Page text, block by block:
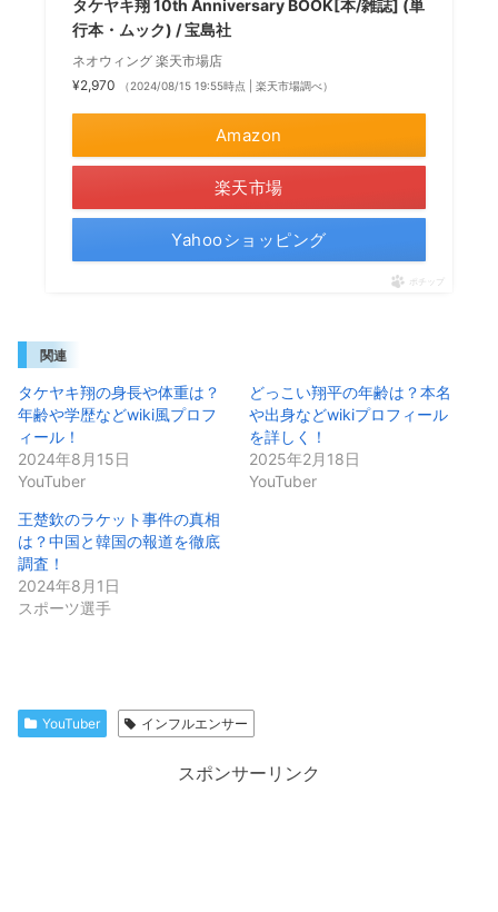
タケヤキ翔 10th Anniversary BOOK[本/雑誌] (単
行本・ムック) / 宝島社
ネオウィング 楽天市場店
¥2,970
（2024/08/15 19:55時点 | 楽天市場調べ）
Amazon
楽天市場
Yahooショッピング
ポチップ
関連
タケヤキ翔の身長や体重は？
年齢や学歴などwiki風プロフ
ィール！
2024年8月15日
YouTuber
どっこい翔平の年齢は？本名
や出身などwikiプロフィール
を詳しく！
2025年2月18日
YouTuber
王楚欽のラケット事件の真相
は？中国と韓国の報道を徹底
調査！
2024年8月1日
スポーツ選手
YouTuber インフルエンサー
スポンサーリンク